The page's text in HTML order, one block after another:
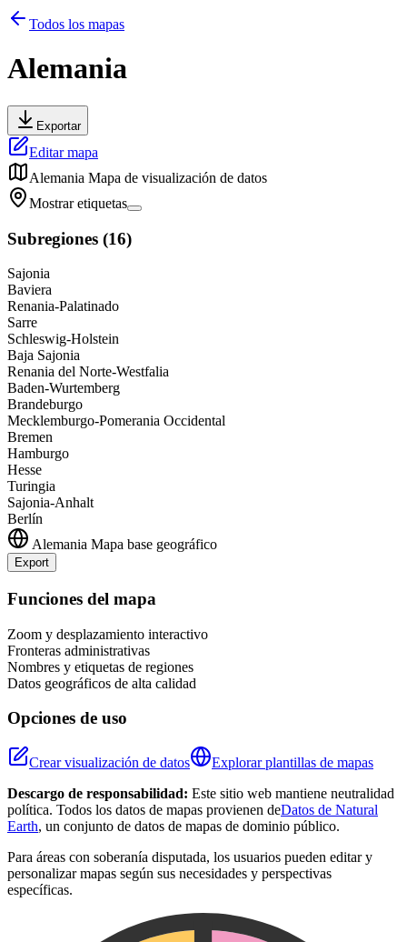
Todos los mapas
Alemania
Exportar
Editar mapa
Alemania Mapa de visualización de datos
Mostrar etiquetas
Subregiones (16)
Sajonia
Baviera
Renania-Palatinado
Sarre
Schleswig-Holstein
Baja Sajonia
Renania del Norte-Westfalia
Baden-Wurtemberg
Brandeburgo
Mecklemburgo-Pomerania Occidental
Bremen
Hamburgo
Hesse
Turingia
Sajonia-Anhalt
Berlín
Alemania Mapa base geográfico
Export
+
Funciones del mapa
Zoom y desplazamiento interactivo
Fronteras administrativas
Nombres y etiquetas de regiones
Datos geográficos de alta calidad
Opciones de uso
Crear visualización de datos
Explorar plantillas de mapas
Descargo de responsabilidad: Este sitio web mantiene neutralidad
política. Todos los datos de mapas provienen deDatos de Natural
Earth, un conjunto de datos de mapas de dominio público.
Para áreas con soberanía disputada, los usuarios pueden editar y
personalizar mapas según sus necesidades y perspectivas
específicas.